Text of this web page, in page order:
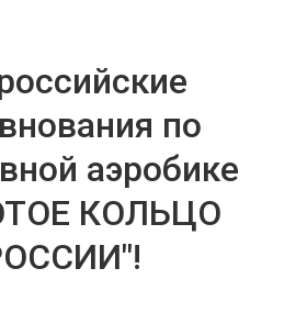
по
аэробике
КОЛЬЦО